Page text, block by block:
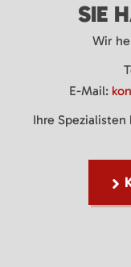
SIE
Wir
E-Mail:
Ihre